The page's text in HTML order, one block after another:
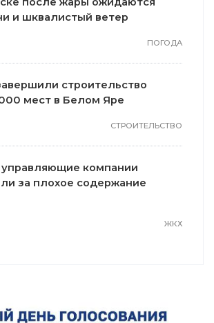
и шквалистый ветер
ПОГОДА
строительство
мест в Белом Яре
СТРОИТЕЛЬСТВО
управляющие компании
за плохое содержание
ЖКХ